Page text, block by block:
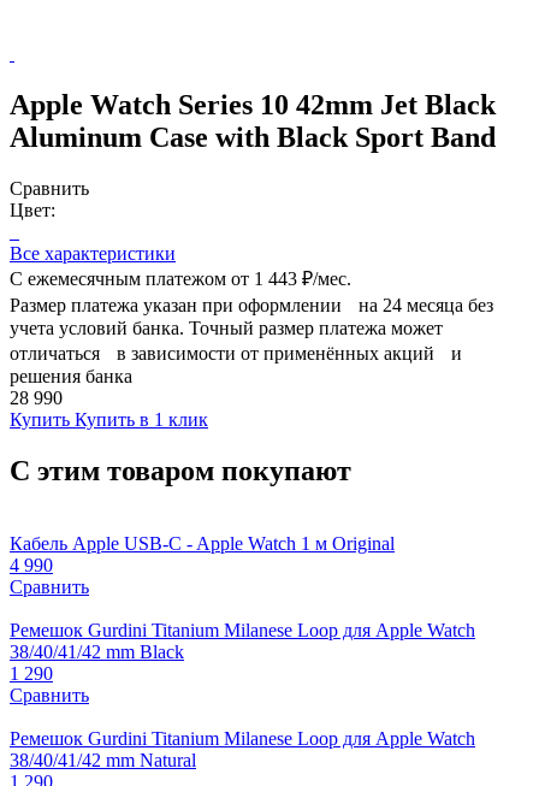
Apple Watch Series 10 42mm Jet Black
Aluminum Case with Black Sport Band
Сравнить
Цвет:
Все характеристики
С ежемесячным платежом от 1 443 ₽/мес.
Размер платежа указан при оформлении на 24 месяца без
учета условий банка. Точный размер платежа может
отличаться в зависимости от применённых акций и
решения банка
28 990
Купить Купить в 1 клик
С этим товаром покупают
Кабель Apple USB-C - Apple Watch 1 м Original
4 990
Сравнить
Ремешок Gurdini Titanium Milanese Loop для Apple Watch
38/40/41/42 mm Black
1 290
Сравнить
Ремешок Gurdini Titanium Milanese Loop для Apple Watch
38/40/41/42 mm Natural
1 290